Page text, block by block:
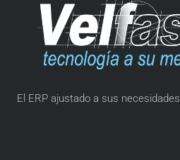
El ERP ajustado a sus necesidades